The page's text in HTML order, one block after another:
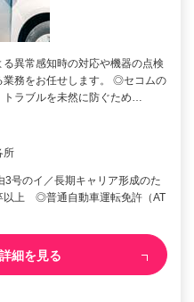
異常感知時の対応や機器の点検
業務をお任せします。 ◎セコムの
ラブルを未然に防ぐため…
所
号のイ／長期キャリア形成のた
以上 ◎普通自動車運転免許（AT
詳細を見る